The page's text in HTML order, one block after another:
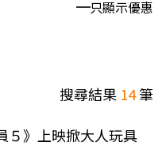
只顯示優惠
搜尋結果 14筆
５》上映掀大人玩具